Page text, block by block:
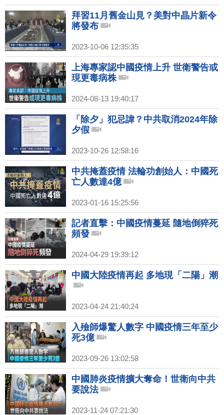
拜習11月舊金山見？美對中晶片新令
將發布
2023-10-06 12:35:35
上海專家認中國疫情上升 世衛警告或
現更毒病株
2024-08-13 19:40:17
「除夕」犯忌諱？中共取消2024年除
夕假
2023-10-26 12:58:16
中共掩蓋疫情 法輪功創始人：中國死
亡人數達4億
2023-01-16 15:25:56
記者直擊：中國疫情蔓延 隨地倒猝死
頻發
2024-04-29 19:39:12
中國大陸疫情再起 多地現「二陽」潮
2023-04-24 21:40:24
入殮師爆驚人數字 中國疫情三年至少
死3億
2023-09-26 13:02:58
中國肺炎疫情擴大奪命！世衛向中共
要說法
2023-11-24 07:21:30